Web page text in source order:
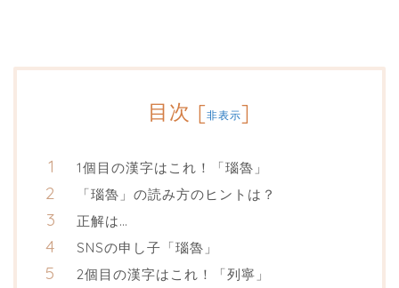
目次 [非表示]
1個目の漢字はこれ！「瑙魯」
「瑙魯」の読み方のヒントは？
正解は…
SNSの申し子「瑙魯」
2個目の漢字はこれ！「列寧」